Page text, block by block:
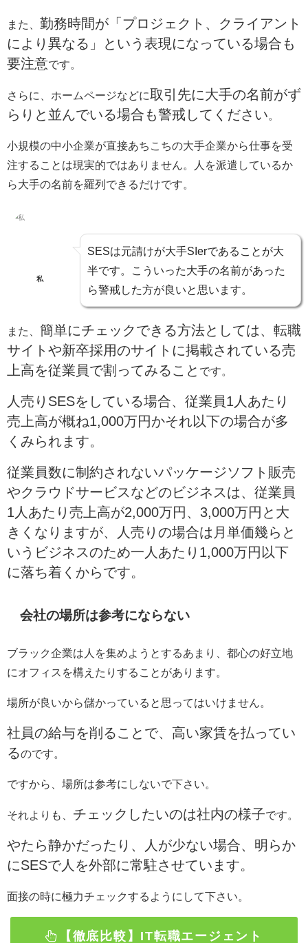
また、 勤務時間が「プロジェクト、クライアント
により異なる」という表現になっている場合も
要注意です。
さらに、ホームページなどに取引先に大手の名前がず
らりと並んでいる場合も警戒してください
小規模の中小企業が直接あちこちの大手企業から仕事を受
注することは現実的ではありません。人を派遣しているか
ら大手の名前を羅列できるだけです。
私
SESは元請けが大手SIerであることが大
半です。こういった大手の名前があった
ら警戒した方が良いと思います。
また、 簡単にチェックできる方法としては、転職
サイトや新卒採用のサイトに掲載されている売
上高を従業員で割ってみること です。
人売りSESをしている場合、従業員1人あたり
売上高が概ね1,000万円かそれ以下の場合が多
くみられます。
従業員数に制約されないパッケージソフト販売
やクラウドサービスなどのビジネスは、従業員
1人あたり売上高が2,000万円、3,000万円と 大
きくなりますが、人売りの場合は月単価幾らと
いうビジネスのため一人あたり1,000万円以下
に落ち着くからです。
会社の場所は参考にならない
ブラック企業は人を集めようとするあまり、都心の好立地
にオフィスを構えたりすることがあります。
場所が良いから儲かっていると思ってはいけません。
社員の給与を削ることで、高い家賃を払ってい
るのです。
ですから、場所は参考にしないで下さい。
それよりも、 チェックしたいのは社内の様子です。
やたら静かだったり、人が少ない場合、明らか
にSESで人を外部に常駐させています。
面接の時に極力チェックするようにして下さい。
【徹底比較】IT転職エージェント